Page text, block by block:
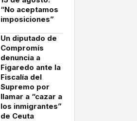
“No aceptamos
imposiciones”
Un diputado de
Compromís
denuncia a
Figaredo ante la
Fiscalía del
Supremo por
llamar a “cazar a
los inmigrantes”
de Ceuta